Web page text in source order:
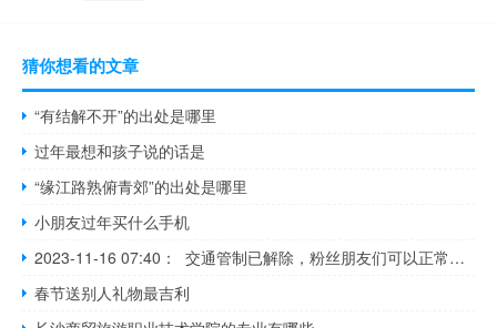
猜你想看的文章
“有结解不开”的出处是哪里
过年最想和孩子说的话是
“缘江路熟俯青郊”的出处是哪里
小朋友过年买什么手机
2023-11-16 07:40： 交通管制已解除，粉丝朋友们可以正常上高速啦。
春节送别人礼物最吉利